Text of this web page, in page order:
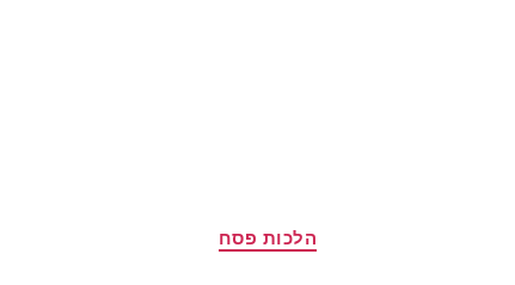
קטגוריות
הלכות פסח